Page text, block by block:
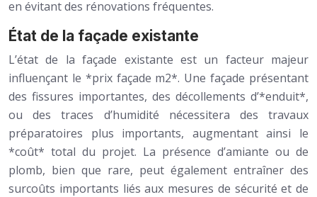
en évitant des rénovations fréquentes.
État de la façade existante
L’état de la façade existante est un facteur majeur
influençant le *prix façade m2*. Une façade présentant
des fissures importantes, des décollements d’*enduit*,
ou des traces d’humidité nécessitera des travaux
préparatoires plus importants, augmentant ainsi le
*coût* total du projet. La présence d’amiante ou de
plomb, bien que rare, peut également entraîner des
surcoûts importants liés aux mesures de sécurité et de